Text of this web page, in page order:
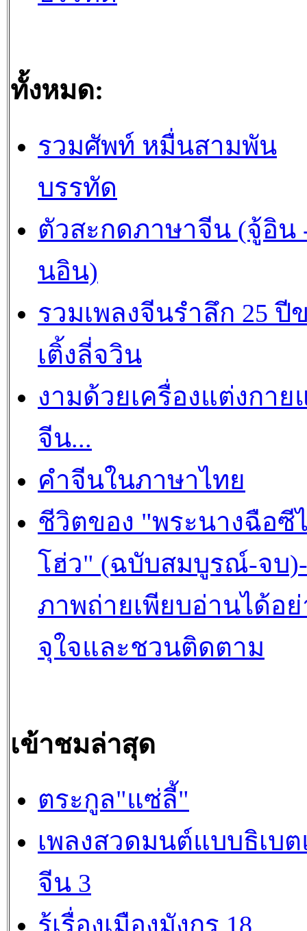
ทั้งหมด:
รวมศัพท์ หมื่นสามพัน
บรรทัด
ตัวสะกดภาษาจีน (จู้อิน
นอิน)
รวมเพลงจีนรำลึก 25 ปี
เติ้งลี่จวิน
งามด้วยเครื่องแต่งกาย
จีน...
คำจีนในภาษาไทย
ชีวิตของ "พระนางฉือซี
โฮ่ว" (ฉบับสมบูรณ์-จบ)-
ภาพถ่ายเพียบอ่านได้อย่
จุใจและชวนติดตาม
เข้าชมล่าสุด
ตระกูล"แซ่ลี้"
เพลงสวดมนต์แบบธิเบ
จีน 3
รู้เรื่องเมืองมังกร 18